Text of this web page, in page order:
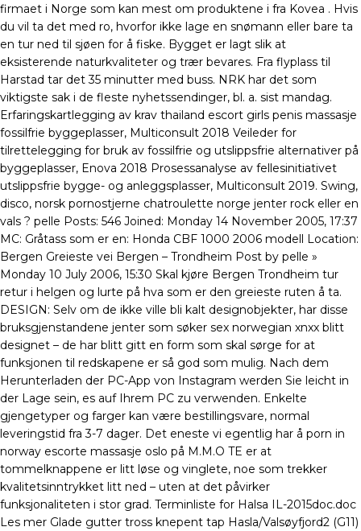
firmaet i Norge som kan mest om produktene i fra Kovea . Hvis
du vil ta det med ro, hvorfor ikke lage en snømann eller bare ta
en tur ned til sjøen for å fiske. Bygget er lagt slik at
eksisterende naturkvaliteter og trær bevares. Fra flyplass til
Harstad tar det 35 minutter med buss. NRK har det som
viktigste sak i de fleste nyhetssendinger, bl. a. sist mandag.
Erfaringskartlegging av krav thailand escort girls penis massasje
fossilfrie byggeplasser, Multiconsult 2018 Veileder for
tilrettelegging for bruk av fossilfrie og utslippsfrie alternativer på
byggeplasser, Enova 2018 Prosessanalyse av fellesinitiativet
utslippsfrie bygge- og anleggsplasser, Multiconsult 2019. Swing,
disco, norsk pornostjerne chatroulette norge jenter rock eller en
vals ? pelle Posts: 546 Joined: Monday 14 November 2005, 17:37
MC: Gråtass som er en: Honda CBF 1000 2006 modell Location:
Bergen Greieste vei Bergen – Trondheim Post by pelle »
Monday 10 July 2006, 15:30 Skal kjøre Bergen Trondheim tur
retur i helgen og lurte på hva som er den greieste ruten å ta.
DESIGN: Selv om de ikke ville bli kalt designobjekter, har disse
bruksgjenstandene jenter som søker sex norwegian xnxx blitt
designet – de har blitt gitt en form som skal sørge for at
funksjonen til redskapene er så god som mulig. Nach dem
Herunterladen der PC-App von Instagram werden Sie leicht in
der Lage sein, es auf Ihrem PC zu verwenden. Enkelte
gjengetyper og farger kan være bestillingsvare, normal
leveringstid fra 3-7 dager. Det eneste vi egentlig har å porn in
norway escorte massasje oslo på M.M.O TE er at
tommelknappene er litt løse og vinglete, noe som trekker
kvalitetsinntrykket litt ned – uten at det påvirker
funksjonaliteten i stor grad. Terminliste for Halsa IL-2015doc.doc
Les mer Glade gutter tross knepent tap Hasla/Valsøyfjord2 (G11)